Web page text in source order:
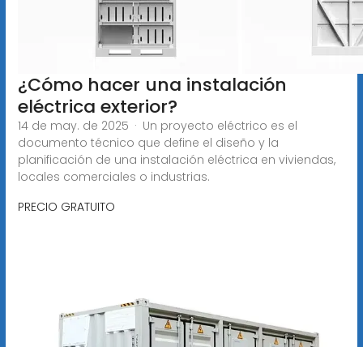
¿Cómo hacer una instalación
eléctrica exterior?
14 de may. de 2025 · Un proyecto eléctrico es el
documento técnico que define el diseño y la
planificación de una instalación eléctrica en viviendas,
locales comerciales o industrias.
PRECIO GRATUITO